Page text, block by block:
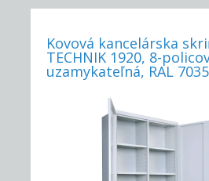
Kovová kancelárska
TECHNIK 1920, 8-
uzamykateľná, RAL